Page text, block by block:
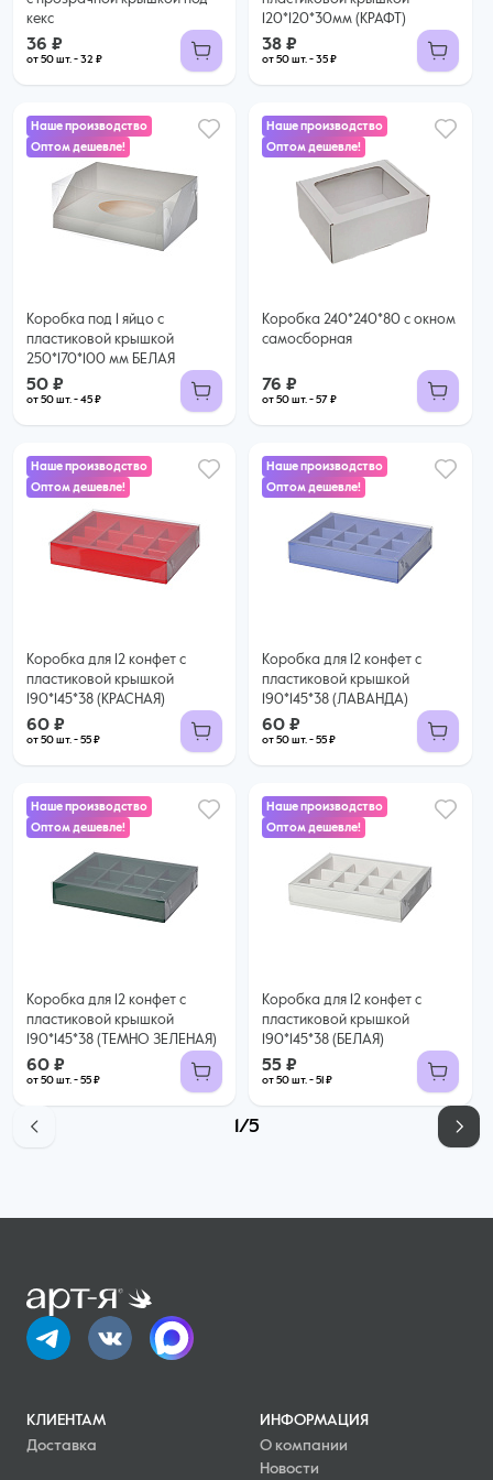
кекс
36 ₽
от 50 шт. - 32 ₽
120*120*30мм (КРАФТ)
38 ₽
от 50 шт. - 35 ₽
Наше производство
Оптом дешевле!
Коробка под 1 яйцо с
пластиковой крышкой
250*170*100 мм БЕЛАЯ
50 ₽
от 50 шт. - 45 ₽
50 ₽
45 ₽ за шт. при заказе от 50 шт.
Наше производство
Оптом дешевле!
Коробка 240*240*80 с окном
самосборная
76 ₽
от 50 шт. - 57 ₽
76 ₽
57 ₽ за шт. при заказе от 50 шт.
Купить оптом
Наше производство
Оптом дешевле!
Коробка для 12 конфет с
пластиковой крышкой
190*145*38 (КРАСНАЯ)
60 ₽
от 50 шт. - 55 ₽
60 ₽
55 ₽ за шт. при заказе от 50 шт.
Наше производство
Оптом дешевле!
Коробка для 12 конфет с
пластиковой крышкой
190*145*38 (ЛАВАНДА)
60 ₽
от 50 шт. - 55 ₽
60 ₽
55 ₽ за шт. при заказе от 50 шт.
Наше производство
Оптом дешевле!
Коробка для 12 конфет с
пластиковой крышкой
190*145*38 (ТЕМНО ЗЕЛЕНАЯ)
60 ₽
от 50 шт. - 55 ₽
60 ₽
55 ₽ за шт. при заказе от 50 шт.
Наше производство
Оптом дешевле!
Коробка для 12 конфет с
пластиковой крышкой
190*145*38 (БЕЛАЯ)
55 ₽
от 50 шт. - 51 ₽
51 ₽ за шт. при заказе от 50 шт.
1/5
КЛИЕНТАМ
Доставка
ИНФОРМАЦИЯ
О компании
Новости